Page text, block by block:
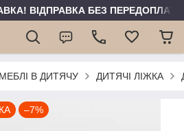
ВІДПРАВКА БЕЗ ПЕРЕДОПЛАТИ
МЕБЛІ В ДИТЯЧУ ДИТЯЧІ ЛІЖКА
–7%